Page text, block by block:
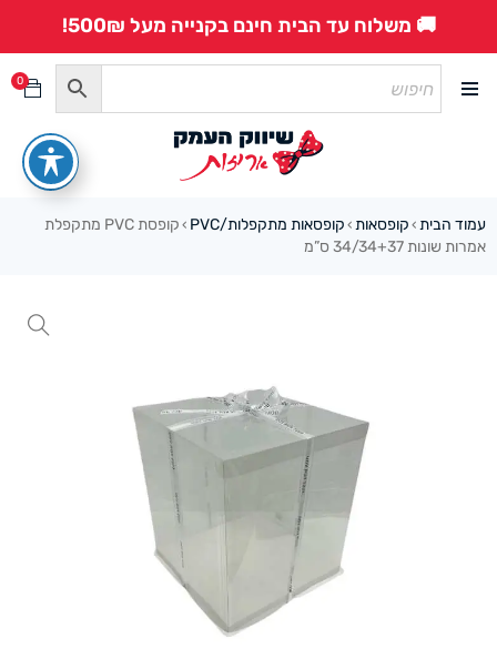
🚚 משלוח עד הבית חינם בקנייה מעל 500₪!
0
עמוד הבית › קופסאות › קופסאות מתקפלות/PVC ›
קופסת PVC מתקפלת
אמרות שונות 34/34+37 ס”מ